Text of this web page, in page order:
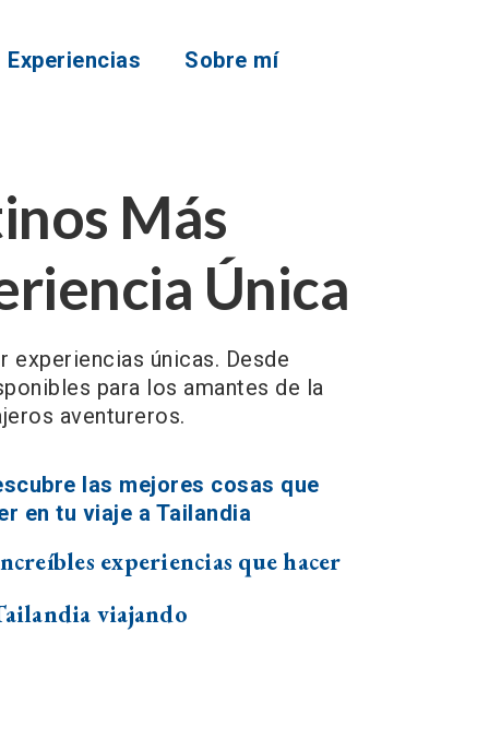
Experiencias Sobre mí
Más
Única
experiencias únicas. Desde
para los amantes de la
aventureros.
experiencias que hacer
viajando